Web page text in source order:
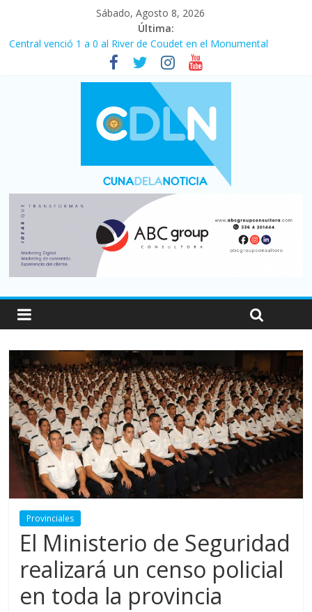
Sábado, Agosto 8, 2026
Última:
Central venció 1 a 0 al River de Coudet en el Monumental
La morosidad alcanzó su nivel más alto en dos décadas y ya
afecta a 400 mil deudores en Santa Fe
Desde que asumió Milei cerraron 41.000 kioscos: el sector
denuncia crisis como en 2001
Vacaciones de invierno con más movimiento y consumo
turístico: 4,6 millones de personas viajaron por el país, un 5,9%
Fuerte caída de la venta de autos usados en julio: bajó un 12,6%
Provinciales
El Ministerio de Seguridad
realizará un censo policial
en toda la provincia